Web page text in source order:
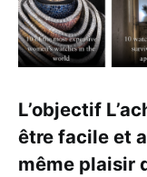
L’objectif
être facile et
même plaisir